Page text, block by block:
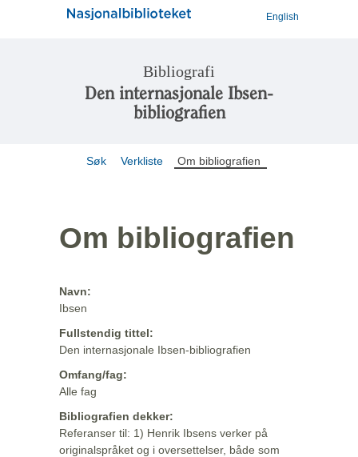
English
Bibliografi
Den internasjonale Ibsen-
bibliografien
Søk Verkliste Om bibliografien
Om bibliografien
Navn:
Ibsen
Fullstendig tittel:
Den internasjonale Ibsen-bibliografien
Omfang/fag:
Alle fag
Bibliografien dekker:
Referanser til: 1) Henrik Ibsens verker på
originalspråket og i oversettelser, både som